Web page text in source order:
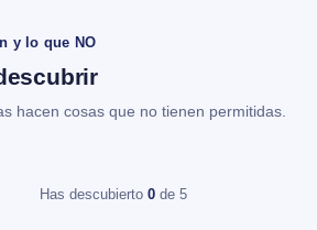
y lo que NO
hacen cosas que no tienen permitidas.
Has descubierto 0 de 5